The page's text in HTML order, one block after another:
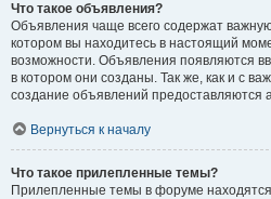
Что такое объявления?
Объявления чаще всего содержат
котором вы находитесь в настоящий
возможности. Объявления появляются
в котором они созданы. Так же, как и с
создание объявлений предоставляются
Вернуться к началу
Что такое прилепленные темы?
Прилепленные темы в форуме